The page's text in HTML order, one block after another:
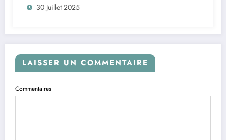
30 Juillet 2025
LAISSER UN COMMENTAIRE
Commentaires